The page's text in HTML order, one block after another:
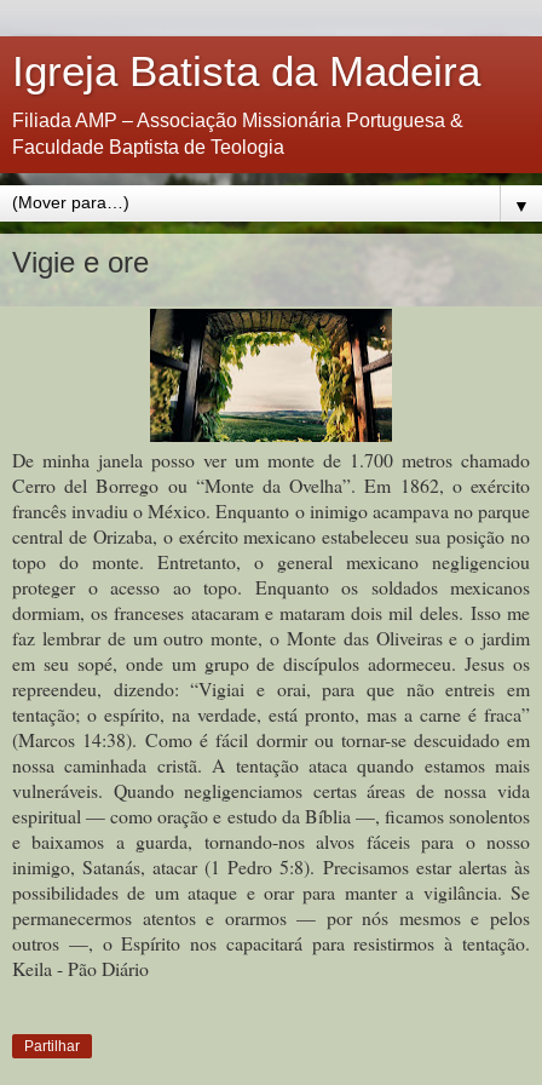
Igreja Batista da Madeira
Filiada AMP – Associação Missionária Portuguesa &
Faculdade Baptista de Teologia
▼
Vigie e ore
De minha janela posso ver um monte de 1.700 metros chamado
Cerro del Borrego ou “Monte da Ovelha”. Em 1862, o exército
francês invadiu o México. Enquanto o inimigo acampava no parque
central de Orizaba, o exército mexicano estabeleceu sua posição no
topo do monte. Entretanto, o general mexicano negligenciou
proteger o acesso ao topo. Enquanto os soldados mexicanos
dormiam, os franceses atacaram e mataram dois mil deles. Isso me
faz lembrar de um outro monte, o Monte das Oliveiras e o jardim
em seu sopé, onde um grupo de discípulos adormeceu. Jesus os
repreendeu, dizendo: “Vigiai e orai, para que não entreis em
tentação; o espírito, na verdade, está pronto, mas a carne é fraca”
(Marcos 14:38).Como é fácil dormir ou tornar-se descuidado em
nossa caminhada cristã. A tentação ataca quando estamos mais
vulneráveis. Quando negligenciamos certas áreas de nossa vida
espiritual — como oração e estudo da Bíblia —, ficamos sonolentos
e baixamos a guarda, tornando-nos alvos fáceis para o nosso
inimigo, Satanás, atacar (1 Pedro 5:8). Precisamos estar alertas às
possibilidades de um ataque e orar para manter a vigilância. Se
permanecermos atentos e orarmos — por nós mesmos e pelos
outros —, o Espírito nos capacitará para resistirmos à tentação.
Keila - Pão Diário
Partilhar